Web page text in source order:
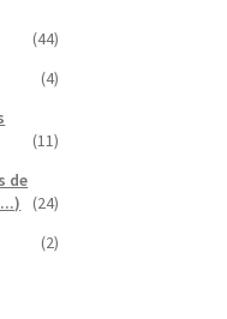
(44)
(4)
(11)
de
(24)
(2)